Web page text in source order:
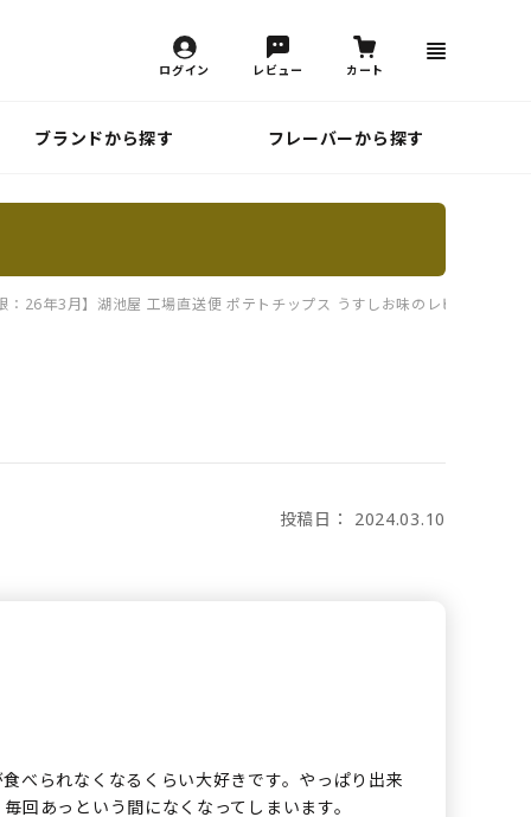
ログイン レビュー カート
ブランドから探す フレーバーから探す
：26年3月】湖池屋 工場直送便 ポテトチップス うすしお味のレビュー一覧
投稿日： 2024.03.10
べられなくなるくらい大好きです。やっぱり出来
回あっという間になくなってしまいます。